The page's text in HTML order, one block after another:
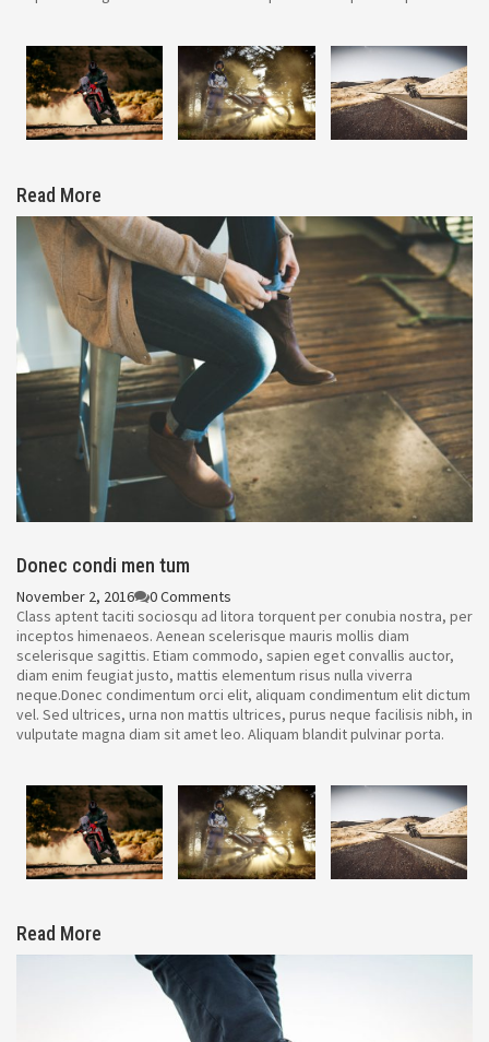
Read More
Donec condi men tum
November 2, 2016
0 Comments
Class aptent taciti sociosqu ad litora torquent per conubia nostra, per
inceptos himenaeos. Aenean scelerisque mauris mollis diam
scelerisque sagittis. Etiam commodo, sapien eget convallis auctor,
diam enim feugiat justo, mattis elementum risus nulla viverra
neque.Donec condimentum orci elit, aliquam condimentum elit dictum
vel. Sed ultrices, urna non mattis ultrices, purus neque facilisis nibh, in
vulputate magna diam sit amet leo. Aliquam blandit pulvinar porta.
Read More